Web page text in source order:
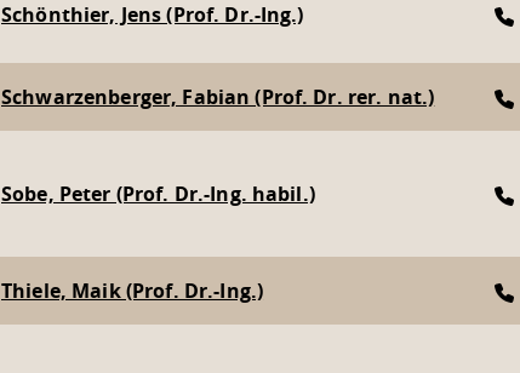
Schönthier, Jens (Prof. Dr.-Ing.)
Schwarzenberger, Fabian (Prof. Dr. rer. nat.)
Sobe, Peter (Prof. Dr.-Ing. habil.)
Thiele, Maik (Prof. Dr.-Ing.)